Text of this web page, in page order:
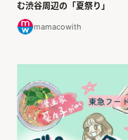
む渋谷周辺の「夏祭り」
mamacowith